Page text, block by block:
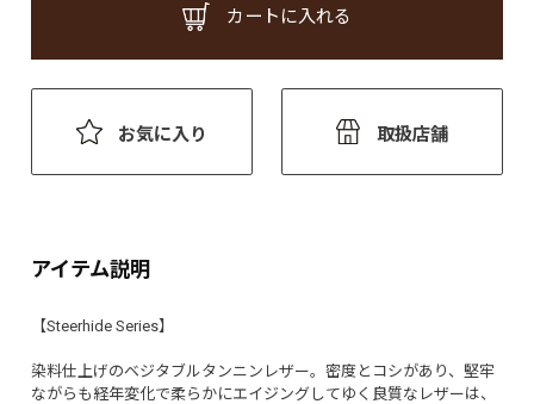
カートに入れる
お気に入り 取扱店舗
アイテム説明
【Steerhide Series】
染料仕上げのベジタブルタンニンレザー。密度とコシがあり、堅牢
ながらも経年変化で柔らかにエイジングしてゆく良質なレザーは、